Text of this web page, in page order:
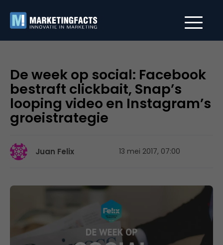
De week op social: Facebook
bestraft clickbait, Snap’s
looping video en Instagram’s
groeistrategie
Juan Felix 13 mei 2017, 07:00